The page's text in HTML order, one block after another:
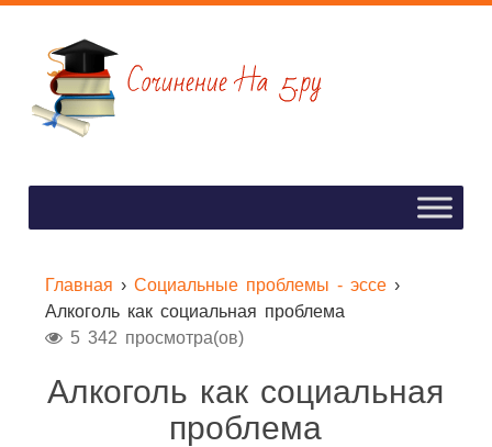
Главная › Социальные проблемы - эссе›
Алкоголь как социальная проблема
5 342 просмотра(ов)
Алкоголь как социальная
проблема